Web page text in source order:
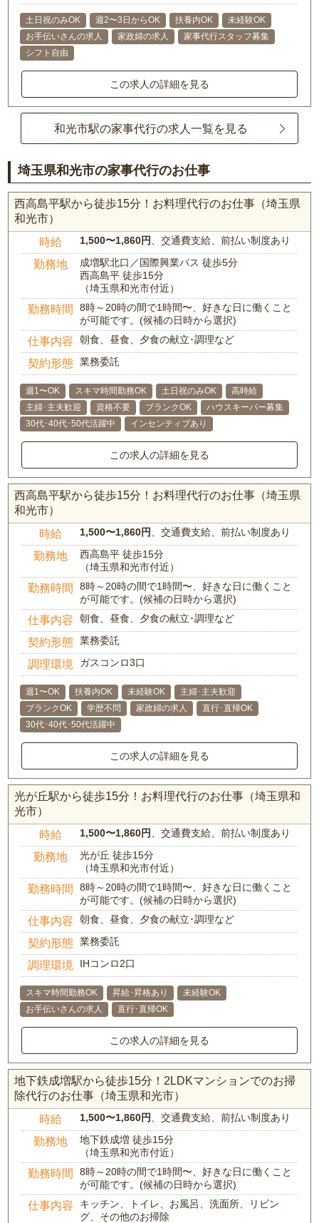
土日祝のみOK 週2〜3日からOK 扶養内OK
未経験OK
お手伝いさんの求人
家政婦の求人
家事代行スタッフ募集
シフト自由
この求人の詳細を見る
和光市駅の家事代行の求人一覧を見る
埼玉県和光市の家事代行のお仕事
西高島平駅から徒歩15分！お料理代行のお仕事（埼玉県
和光市）
時給 1,500〜1,860円 、交通費支給、前払い制度あり
勤務地
成増駅北口／国際興業バス 徒歩5分
西高島平 徒歩15分
（埼玉県和光市付近）
勤務時間
8時～20時の間で1時間〜、好きな日に働くこと
が可能です。(候補の日時から選択)
仕事内容 朝食、昼食、夕食の献立･調理など
契約形態 業務委託
週1〜OK スキマ時間勤務OK 土日祝のみOK
高時給
主婦･主夫歓迎
資格不要 ブランクOK
ハウスキーパー募集
30代･40代･50代活躍中
インセンティブあり
この求人の詳細を見る
西高島平駅から徒歩15分！お料理代行のお仕事（埼玉県
和光市）
時給 1,500〜1,860円 、交通費支給、前払い制度あり
勤務地
西高島平 徒歩15分
（埼玉県和光市付近）
勤務時間
8時～20時の間で1時間〜、好きな日に働くこと
が可能です。(候補の日時から選択)
仕事内容 朝食、昼食、夕食の献立･調理など
契約形態 業務委託
調理環境 ガスコンロ3口
週1〜OK 扶養内OK 未経験OK
主婦･主夫歓迎
ブランクOK
学歴不問 家政婦の求人
直行･直帰OK
30代･40代･50代活躍中
この求人の詳細を見る
光が丘駅から徒歩15分！お料理代行のお仕事（埼玉県和
光市）
時給 1,500〜1,860円 、交通費支給、前払い制度あり
勤務地
光が丘 徒歩15分
（埼玉県和光市付近）
勤務時間
8時～20時の間で1時間〜、好きな日に働くこと
が可能です。(候補の日時から選択)
仕事内容 朝食、昼食、夕食の献立･調理など
契約形態 業務委託
調理環境 IHコンロ2口
スキマ時間勤務OK 昇給･昇格あり
未経験OK
お手伝いさんの求人
直行･直帰OK
この求人の詳細を見る
地下鉄成増駅から徒歩15分！2LDKマンションでのお掃
除代行のお仕事（埼玉県和光市）
時給 1,500〜1,860円 、交通費支給、前払い制度あり
勤務地
地下鉄成増 徒歩15分
（埼玉県和光市付近）
勤務時間
8時～20時の間で1時間〜、好きな日に働くこと
が可能です。(候補の日時から選択)
仕事内容
キッチン、トイレ、お風呂、洗面所、リビン
グ、その他のお掃除